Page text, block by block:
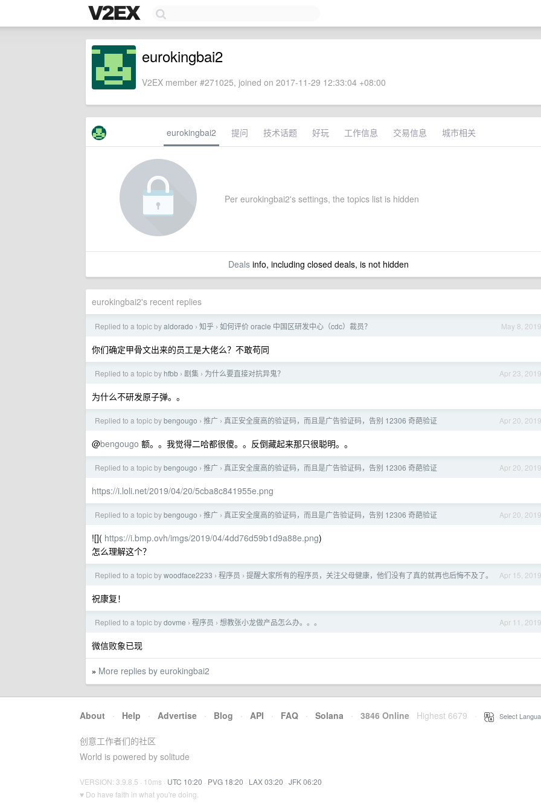
eurokingbai2
V2EX member #271025, joined on 2017-11-29 12:33:04 +08:00
eurokingbai2 提问 技术话题 好玩 工作信息 交易信息 城市相关
Per eurokingbai2's settings, the topics list is hidden
Dealsinfo, including closed deals, is not hidden
eurokingbai2's recent replies
May 8, 2019
Replied to a topic byaldorado › 知乎 › 如何评价 oracle 中国区研发中心（cdc）裁员？
你们确定甲骨文出来的员工是大佬么？不敢苟同
Apr 23, 2019
Replied to a topic by hfbb › 剧集 › 为什么要直接对抗异鬼？
为什么不研发原子弹。。
Apr 20, 2019
Replied to a topic bybengougo › 推广 › 真正安全度高的验证码，而且是广告验证码，告别 12306 奇葩验证
@bengougo 额。。我觉得二哈都很傻。。反倒藏起来那只很聪明。。
Apr 20, 2019
Replied to a topic bybengougo › 推广 › 真正安全度高的验证码，而且是广告验证码，告别 12306 奇葩验证
https://i.loli.net/2019/04/20/5cba8c841955e.png
Apr 20, 2019
Replied to a topic bybengougo › 推广 › 真正安全度高的验证码，而且是广告验证码，告别 12306 奇葩验证
![]( https://i.bmp.ovh/imgs/2019/04/4dd76d59b1d9a88e.png)
怎么理解这个？
Apr 15, 2019
Replied to a topic bywoodface2233 › 程序员 › 提醒大家所有的程序员，关注父母健康，他们没有了真的就再也后悔不及了。
祝康复！
Apr 11, 2019
Replied to a topic bydovme › 程序员 › 想教张小龙做产品怎么办。。。
微信败象已现
» More replies by eurokingbai2
About · Help · Advertise · Blog · API · FAQ · Solana · 3846 Online Highest 6679 Select
创意工作者们的社区
World is powered by solitude
VERSION: 3.9.8.5 · 10ms · UTC 10:20 · PVG 18:20 · LAX 03:20 · JFK 06:20
♥ Do have faith in what you're doing.